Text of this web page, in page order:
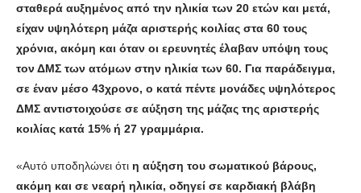
σταθερά αυξημένος από την ηλικία των 20 ετών και μετά,
είχαν υψηλότερη μάζα αριστερής κοιλίας στα 60 τους
χρόνια, ακόμη και όταν οι ερευνητές έλαβαν υπόψη τους
τον ΔΜΣ των ατόμων στην ηλικία των 60. Για παράδειγμα,
σε έναν μέσο 43χρονο, ο κατά πέντε μονάδες υψηλότερος
ΔΜΣ αντιστοιχούσε σε αύξηση της μάζας της αριστερής
κοιλίας κατά 15% ή 27 γραμμάρια.
«Αυτό υποδηλώνει ότι η αύξηση του σωματικού βάρους,
ακόμη και σε νεαρή ηλικία, οδηγεί σε καρδιακή βλάβη